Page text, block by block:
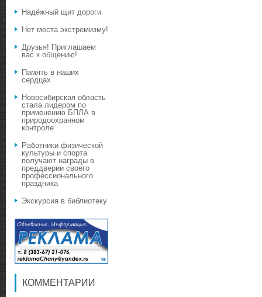
Надёжный щит дороги
Нет места экстремизму!
Друзья! Приглашаем
вас к общению!
Память в наших
сердцах
Новосибирская область
стала лидером по
применению БПЛА в
природоохранном
контроле
Работники физической
культуры и спорта
получают награды в
преддверии своего
профессионального
праздника
Экскурсия в библиотеку
КОММЕНТАРИИ